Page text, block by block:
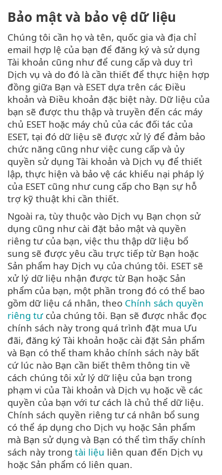
Bảo mật và bảo vệ dữ liệu
Chúng tôi cần họ và tên, quốc gia và địa chỉ
email hợp lệ của bạn để đăng ký và sử dụng
Tài khoản cũng như để cung cấp và duy trì
Dịch vụ và do đó là cần thiết để thực hiện hợp
đồng giữa Bạn và ESET dựa trên các Điều
khoản và Điều khoản đặc biệt này. Dữ liệu của
bạn sẽ được thu thập và truyền đến các máy
chủ ESET hoặc máy chủ của các đối tác của
ESET, tại đó dữ liệu sẽ được xử lý để đảm bảo
chức năng cũng như việc cung cấp và ủy
quyền sử dụng Tài khoản và Dịch vụ để thiết
lập, thực hiện và bảo vệ các khiếu nại pháp lý
của ESET cũng như cung cấp cho Bạn sự hỗ
trợ kỹ thuật khi cần thiết.
Ngoài ra, tùy thuộc vào Dịch vụ Bạn chọn sử
dụng cũng như cài đặt bảo mật và quyền
riêng tư của bạn, việc thu thập dữ liệu bổ
sung sẽ được yêu cầu trực tiếp từ Bạn hoặc
Sản phẩm hay Dịch vụ của chúng tôi. ESET sẽ
xử lý dữ liệu nhận được từ Bạn hoặc Sản
phẩm của bạn, một phần trong đó có thể bao
gồm dữ liệu cá nhân, theo Chính sách quyền
riêng tư của chúng tôi. Bạn sẽ được nhắc đọc
chính sách này trong quá trình đặt mua Ưu
đãi, đăng ký Tài khoản hoặc cài đặt Sản phẩm
và Bạn có thể tham khảo chính sách này bất
cứ lúc nào Bạn cần biết thêm thông tin về
cách chúng tôi xử lý dữ liệu của bạn trong
phạm vi của Tài khoản và Dịch vụ hoặc về các
quyền của bạn với tư cách là chủ thể dữ liệu.
Chính sách quyền riêng tư cá nhân bổ sung
có thể áp dụng cho Dịch vụ hoặc Sản phẩm
mà Bạn sử dụng và Bạn có thể tìm thấy chính
sách này trong tài liệu liên quan đến Dịch vụ
hoặc Sản phẩm có liên quan.